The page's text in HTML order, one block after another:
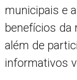
municipais e
benefícios da
além de
informativos